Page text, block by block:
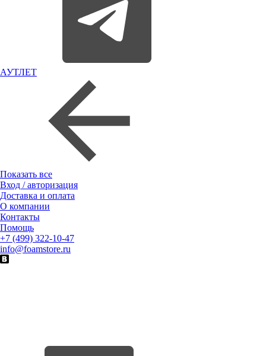
АУТЛЕТ
Показать все
Вход / авторизация
Доставка и оплата
О компании
Контакты
Помощь
+7 (499) 322-10-47
info@foamstore.ru